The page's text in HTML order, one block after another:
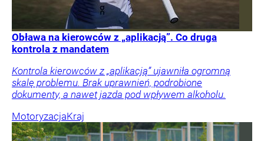
Obława na kierowców z „aplikacją”. Co druga
kontrola z mandatem
Kontrola kierowców z „aplikacją” ujawniła ogromną
skalę problemu. Brak uprawnień, podrobione
dokumenty, a nawet jazda pod wpływem alkoholu.
MotoryzacjaKraj